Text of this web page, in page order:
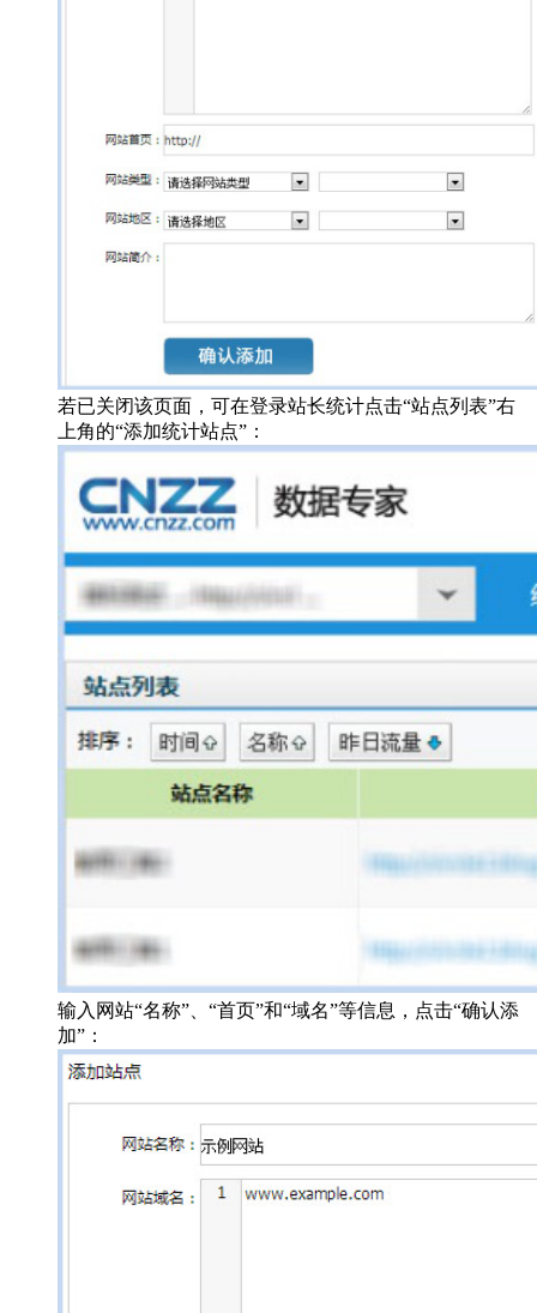
若已关闭该页面，可在登录站长统计点击“站点列表”右
上角的“添加统计站点”：
输入网站“名称”、“首页”和“域名”等信息，点击“确认添
加”：